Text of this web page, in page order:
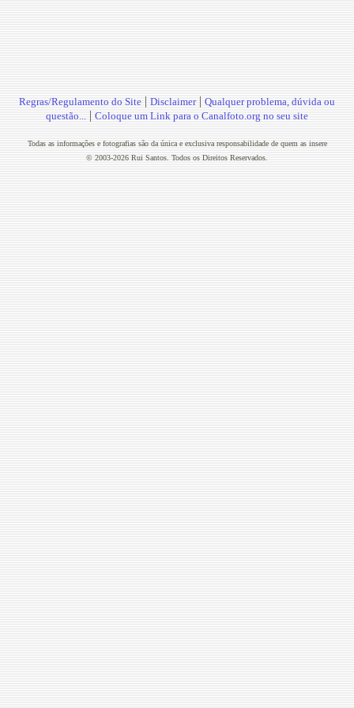
Regras/Regulamento do Site | Disclaimer| Qualquer problema, dúvida ou
questão... | Coloque um Link para o Canalfoto.org no seu site
Todas as informações e fotografias são da única e exclusiva responsabilidade de quem as insere
© 2003-2026 Rui Santos. Todos os Direitos Reservados.